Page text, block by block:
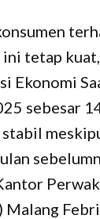
ini tetap
Ekonomi
sebesar
Malang